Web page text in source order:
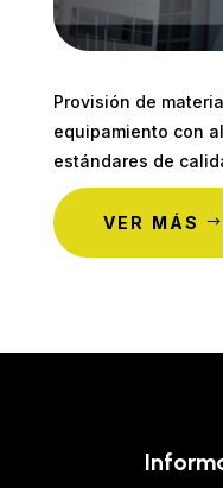
Provisión de
equipamiento con
estándares de
VER MÁS